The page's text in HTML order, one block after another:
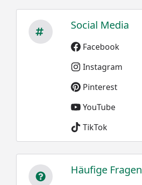
Social Media
Facebook
Instagram
Pinterest
YouTube
TikTok
Häufige Fragen